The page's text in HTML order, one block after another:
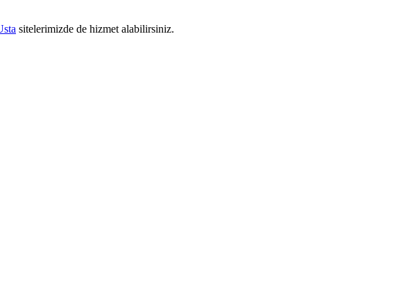
sitelerimizde de hizmet alabilirsiniz.